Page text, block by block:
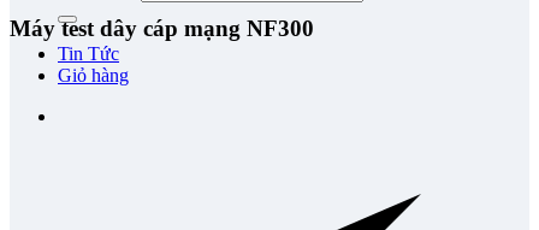
Tin Tức
Giỏ hàng
Máy test dây cáp mạng NF300